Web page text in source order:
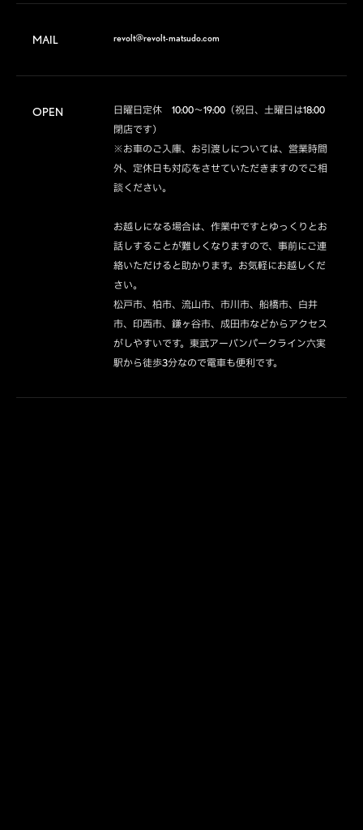
MAIL revolt@revolt-matsudo.com
OPEN
日曜日定休　10:00～19:00（祝日、土曜日は18:00
閉店です）
※お車のご入庫、お引渡しについては、営業時間
外、定休日も対応をさせていただきますのでご相
談ください。
お越しになる場合は、作業中ですとゆっくりとお
話しすることが難しくなりますので、事前にご連
絡いただけると助かります。お気軽にお越しくだ
さい。
松戸市、柏市、流山市、市川市、船橋市、白井
市、印西市、鎌ヶ谷市、成田市などからアクセス
がしやすいです。東武アーバンパークライン六実
駅から徒歩3分なので電車も便利です。